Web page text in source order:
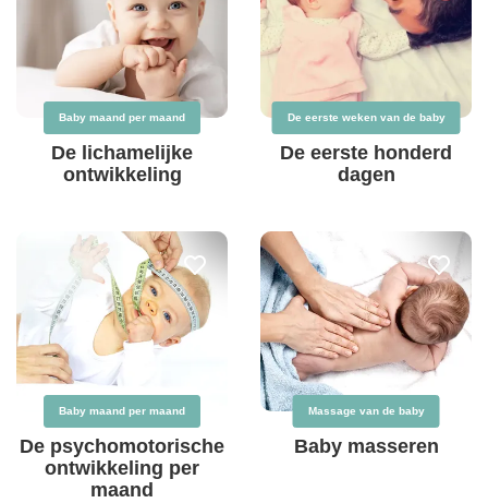
Baby maand per maand
De lichamelijke
ontwikkeling
De eerste weken van de baby
De eerste honderd
dagen
Baby maand per maand
De psychomotorische
ontwikkeling per
maand
Massage van de baby
Baby masseren